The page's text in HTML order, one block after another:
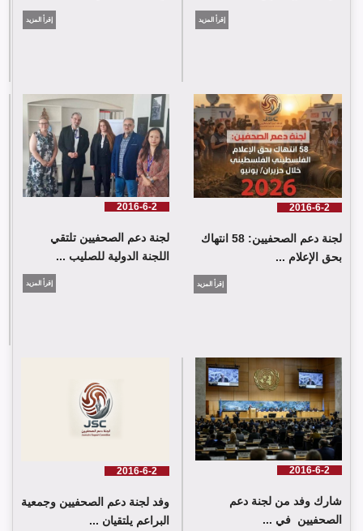
لجنة دعم الصحفيين: 58 انتهاك بحق الإعلام الفلسطيني خلال حزيران/
يونيو 2026
لجنة دعم الصحفيين تلتقي اللجنة الدولية للصليب الأحمر في جنيف
إقرأ المزيد إقرأ المزيد
2016-6-2
لجنة دعم الصحفيين: 58 انتهاك
بحق الإعلام ...
إقرأ المزيد
2016-6-2
لجنة دعم الصحفيين تلتقي
اللجنة الدولية للصليب ...
إقرأ المزيد
2016-6-2
شارك وفد من لجنة دعم
الصحفيين في ...
2016-6-2
وفد لجنة دعم الصحفيين وجمعية
البراعم يلتقيان ...